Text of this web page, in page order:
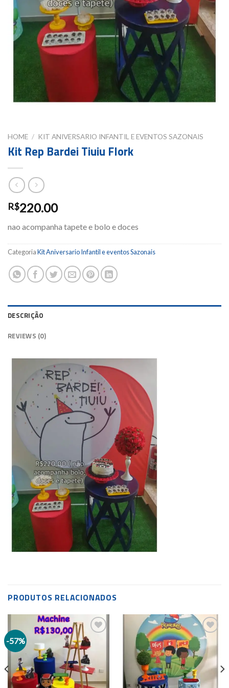
HOME / KIT ANIVERSARIO INFANTIL E EVENTOS SAZONAIS
Kit Rep Bardei Tiuiu Flork
R$220.00
nao acompanha tapete e bolo e doces
CategoriaKit Aniversario Infantil e eventos Sazonais
DESCRIÇÃO
REVIEWS (0)
PRODUTOS RELACIONADOS
-57%
Add to
wishlist
Add to
wishlist